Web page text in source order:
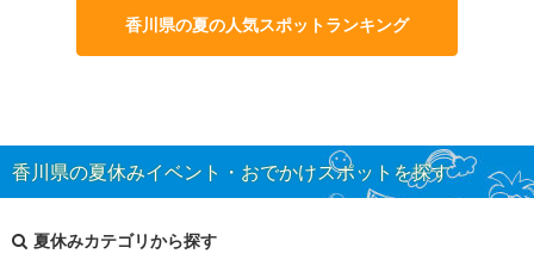
香川県の夏の人気スポットランキング
香川県の夏休みイベント・おでかけスポットを探す
夏休みカテゴリから探す